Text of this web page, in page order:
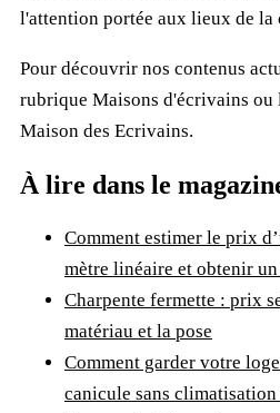
l'attention portée aux lieux de la
Pour découvrir nos contenus
rubrique Maisons d'écrivains ou
Maison des Ecrivains.
À lire dans le
Comment estimer le prix
mètre linéaire et obtenir
Charpente fermette : prix
matériau et la pose
Comment garder votre
canicule sans climatisation